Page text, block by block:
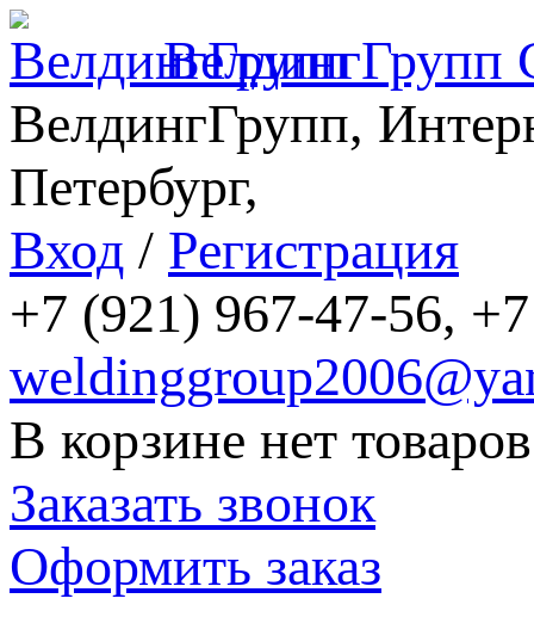
ВелдингГрупп
ВелдингГрупп,
Петербург,
Вход / Регистрация
+7 (921) 967-47-56,
В корзине нет товаров
Заказать звонок
Оформить заказ